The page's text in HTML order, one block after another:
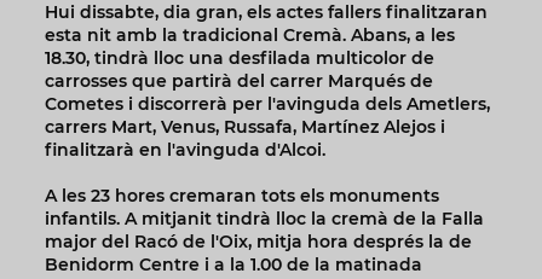
Hui dissabte, dia gran, els actes fallers finalitzaran
esta nit amb la tradicional Cremà. Abans, a les
18.30, tindrà lloc una desfilada multicolor de
carrosses que partirà del carrer Marqués de
Cometes i discorrerà per l'avinguda dels Ametlers,
carrers Mart, Venus, Russafa, Martínez Alejos i
finalitzarà en l'avinguda d'Alcoi.
A les 23 hores cremaran tots els monuments
infantils. A mitjanit tindrà lloc la cremà de la Falla
major del Racó de l'Oix, mitja hora després la de
Benidorm Centre i a la 1.00 de la matinada